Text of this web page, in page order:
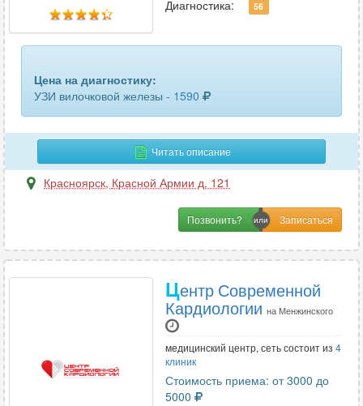
кишечника
легких и бронхов
лимфатических узлов 26
лимфоузлов брюшной полости 2
18
матки и придатков трансвагинальное
молочных желез
Диагностика: 56
Цена на диагностику:
УЗИ вилочковой железы - 1590
Читать описание
Красноярск, Красной Армии д. 121
Позвонить?
Центр Современной
Кардиологии на Менжинского
медицинский центр, сеть состоит из 4
клиник
Стоимость приема: от 3000 до
5000